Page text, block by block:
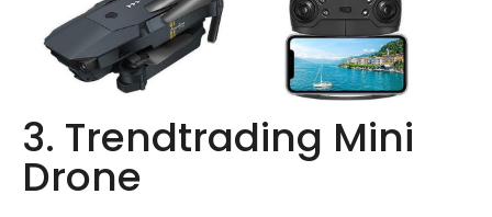
3. Trendtrading Mini
Drone